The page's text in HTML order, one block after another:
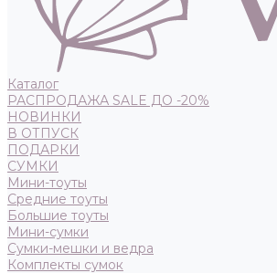
Каталог
РАСПРОДАЖА SALE ДО -20%
НОВИНКИ
В ОТПУСК
ПОДАРКИ
СУМКИ
Мини-тоуты
Средние тоуты
Большие тоуты
Мини-сумки
Сумки-мешки и ведра
Комплекты сумок